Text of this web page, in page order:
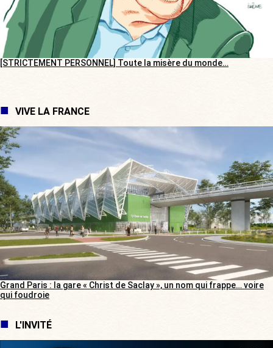
[STRICTEMENT PERSONNEL] Toute la misère du monde…
VIVE LA FRANCE
Grand Paris : la gare « Christ de Saclay », un nom qui frappe… voire
qui foudroie
L'INVITÉ